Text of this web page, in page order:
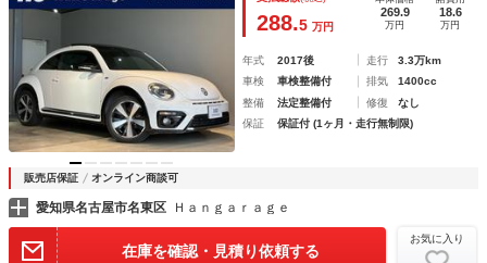
ット リアトラフィックアラート ポストコリジョンブレーキ
288.5 万円
269.9
万円
18.6
万円
年式 2017後 走行
3.3万km
車検
車検整備付 排気
1400cc
整備
法定整備付 修復
なし
保証
保証付 (1ヶ月・走行無制限)
販売店保証 オンライン商談可
愛知県名古屋市名東区 Ｈａｎｇａｒａｇｅ
在庫を確認・見積り依頼する
お気に入り